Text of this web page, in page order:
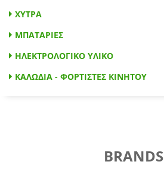
ΧΥΤΡΑ
ΜΠΑΤΑΡΙΕΣ
ΗΛΕΚΤΡΟΛΟΓΙΚΟ ΥΛΙΚΟ
ΚΑΛΩΔΙΑ - ΦΟΡΤΙΣΤΕΣ ΚΙΝΗΤΟΥ
BRANDS